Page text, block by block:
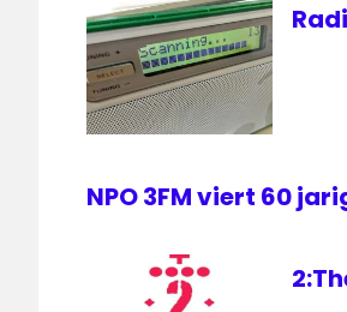
NPO 3FM viert 60